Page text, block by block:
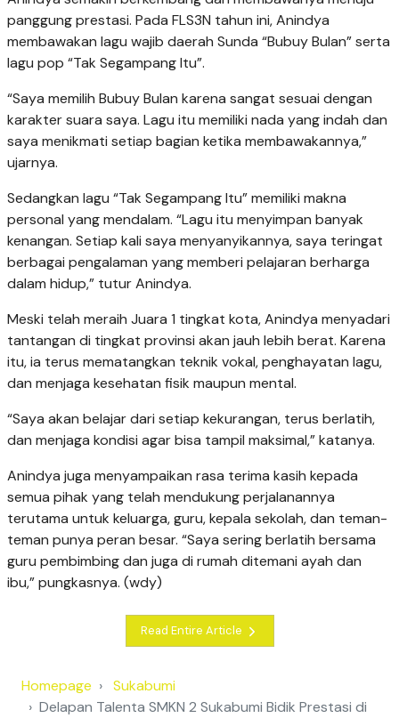
panggung prestasi. Pada FLS3N tahun ini, Anindya
membawakan lagu wajib daerah Sunda “Bubuy Bulan” serta
lagu pop “Tak Segampang Itu”.
“Saya memilih Bubuy Bulan karena sangat sesuai dengan
karakter suara saya. Lagu itu memiliki nada yang indah dan
saya menikmati setiap bagian ketika membawakannya,”
ujarnya.
Sedangkan lagu “Tak Segampang Itu” memiliki makna
personal yang mendalam. “Lagu itu menyimpan banyak
kenangan. Setiap kali saya menyanyikannya, saya teringat
berbagai pengalaman yang memberi pelajaran berharga
dalam hidup,” tutur Anindya.
Meski telah meraih Juara 1 tingkat kota, Anindya menyadari
tantangan di tingkat provinsi akan jauh lebih berat. Karena
itu, ia terus mematangkan teknik vokal, penghayatan lagu,
dan menjaga kesehatan fisik maupun mental.
“Saya akan belajar dari setiap kekurangan, terus berlatih,
dan menjaga kondisi agar bisa tampil maksimal,” katanya.
Anindya juga menyampaikan rasa terima kasih kepada
semua pihak yang telah mendukung perjalanannya
terutama untuk keluarga, guru, kepala sekolah, dan teman-
teman punya peran besar. “Saya sering berlatih bersama
guru pembimbing dan juga di rumah ditemani ayah dan
ibu,” pungkasnya. (wdy)
Read Entire Article
Homepage
Sukabumi
Delapan Talenta SMKN 2 Sukabumi Bidik Prestasi di